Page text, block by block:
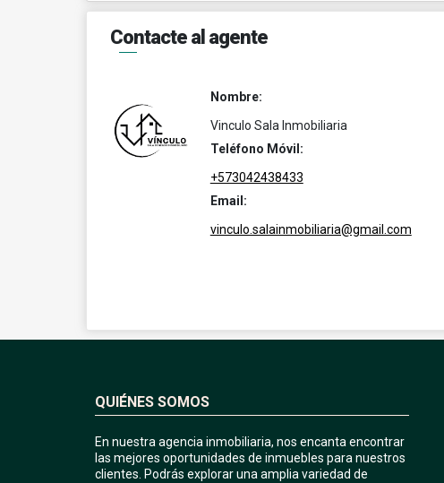
Contacte al agente
Nombre:
Vinculo Sala Inmobiliaria
Teléfono Móvil:
+573042438433
Email:
vinculo.salainmobiliaria@gmail.com
QUIÉNES SOMOS
En nuestra agencia inmobiliaria, nos encanta encontrar
las mejores oportunidades de inmuebles para nuestros
clientes. Podrás explorar una amplia variedad de